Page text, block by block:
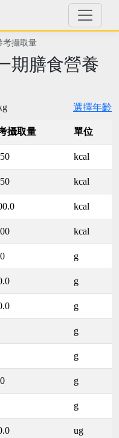
考攝取量
期膳食營養
選擇年齡
攝取量 單位
kcal
kcal
kcal
kcal
g
g
g
g
g
g
g
ug